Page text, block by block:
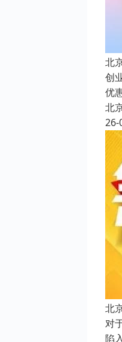
北
创
优
北
26-
北
对
陷